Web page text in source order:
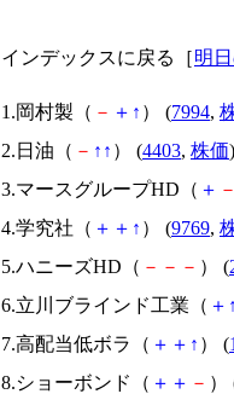
インデックスに戻る［明
1.岡村製（ － ＋ ↑ ） (7994,
2.日油（ － ↑ ↑ ） (4403, 株価
3.マースグループHD（ ＋ －
4.学究社（ ＋ ＋ ↑ ） (9769,
5.ハニーズHD（ － － － ） (
6.立川ブラインド工業（ ＋ ↑
7.高配当低ボラ（ ＋ ＋ ↑ ） (
8.ショーボンド（ ＋ ＋ － ）